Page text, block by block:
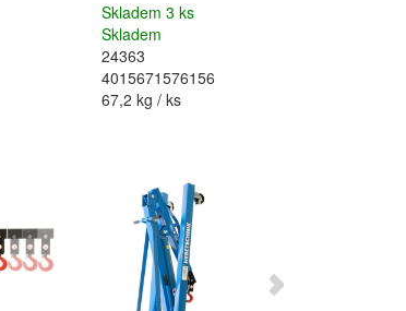
Skladem 3 ks
Skladem
24363
4015671576156
67,2 kg / ks